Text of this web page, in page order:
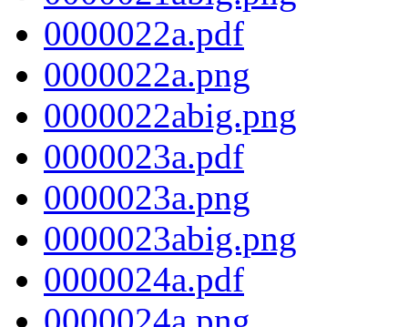
0000022a.pdf
0000022a.png
0000022abig.png
0000023a.pdf
0000023a.png
0000023abig.png
0000024a.pdf